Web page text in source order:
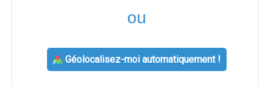
ou
Géolocalisez-moi automatiquement !